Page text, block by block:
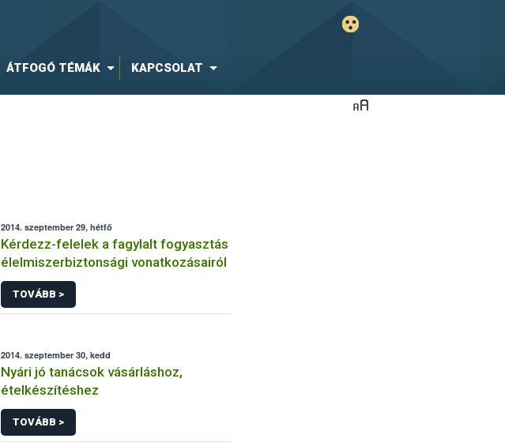
ÁTFOGÓ TÉMÁK KAPCSOLAT
2014. szeptember 29, hétfő
Kérdezz-felelek a fagylalt fogyasztás
élelmiszerbiztonsági vonatkozásairól
TOVÁBB >
2014. szeptember 30, kedd
Nyári jó tanácsok vásárláshoz,
ételkészítéshez
TOVÁBB >